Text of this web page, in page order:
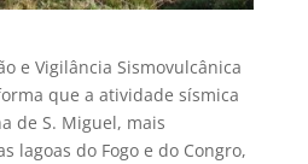
e Vigilância Sismovulcânica
que a atividade sísmica
de S. Miguel, mais
lagoas do Fogo e do Congro,